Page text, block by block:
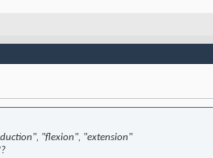
"flexion", "extension"